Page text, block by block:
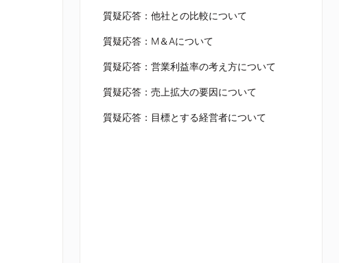
質疑応答：他社との比較について
質疑応答：M＆Aについて
質疑応答：営業利益率の考え方について
質疑応答：売上拡大の要因について
質疑応答：目標とする経営者について